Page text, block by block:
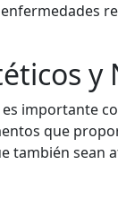
y
importante
que
también sean